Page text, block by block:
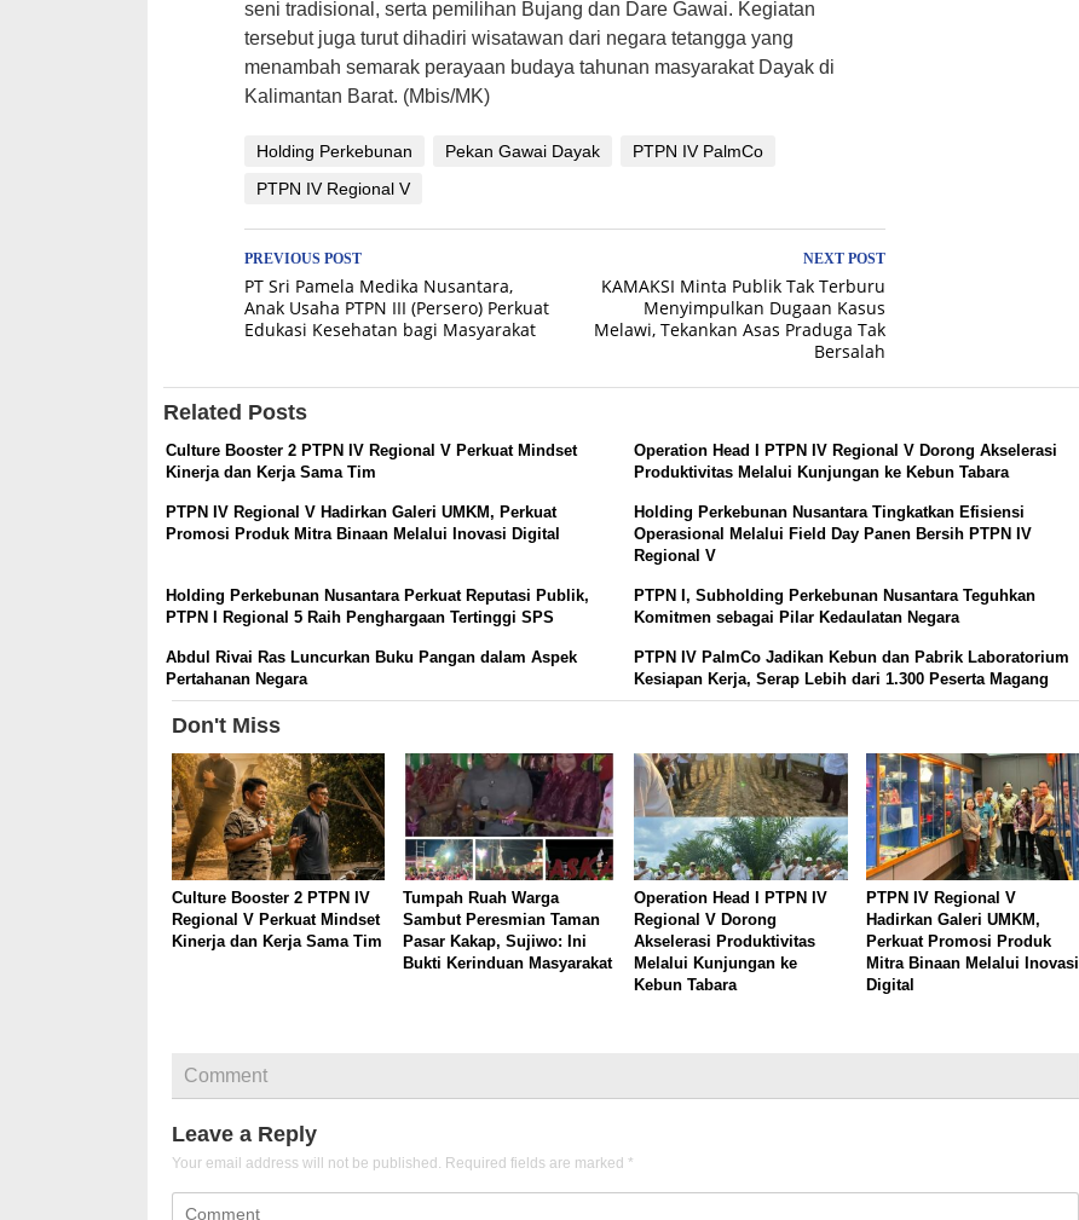
seni tradisional, serta pemilihan Bujang dan Dare Gawai. Kegiatan
tersebut juga turut dihadiri wisatawan dari negara tetangga yang
menambah semarak perayaan budaya tahunan masyarakat Dayak di
Kalimantan Barat. (Mbis/MK)
Holding Perkebunan Pekan Gawai Dayak
PTPN IV PalmCo
PTPN IV Regional V
Post
navigation
PREVIOUS POST
PT Sri Pamela Medika Nusantara,
Anak Usaha PTPN III (Persero) Perkuat
Edukasi Kesehatan bagi Masyarakat
NEXT POST
KAMAKSI Minta Publik Tak Terburu
Menyimpulkan Dugaan Kasus
Melawi, Tekankan Asas Praduga Tak
Bersalah
Related Posts
Culture Booster 2 PTPN IV Regional V Perkuat Mindset
Kinerja dan Kerja Sama Tim
Operation Head I PTPN IV Regional V Dorong Akselerasi
Produktivitas Melalui Kunjungan ke Kebun Tabara
PTPN IV Regional V Hadirkan Galeri UMKM, Perkuat
Promosi Produk Mitra Binaan Melalui Inovasi Digital
Holding Perkebunan Nusantara Tingkatkan Efisiensi
Operasional Melalui Field Day Panen Bersih PTPN IV
Regional V
Holding Perkebunan Nusantara Perkuat Reputasi Publik,
PTPN I Regional 5 Raih Penghargaan Tertinggi SPS
PTPN I, Subholding Perkebunan Nusantara Teguhkan
Komitmen sebagai Pilar Kedaulatan Negara
Abdul Rivai Ras Luncurkan Buku Pangan dalam Aspek
Pertahanan Negara
PTPN IV PalmCo Jadikan Kebun dan Pabrik Laboratorium
Kesiapan Kerja, Serap Lebih dari 1.300 Peserta Magang
Don't Miss
Culture Booster 2 PTPN IV
Regional V Perkuat Mindset
Kinerja dan Kerja Sama Tim
Tumpah Ruah Warga
Sambut Peresmian Taman
Pasar Kakap, Sujiwo: Ini
Bukti Kerinduan Masyarakat
Operation Head I PTPN IV
Regional V Dorong
Akselerasi Produktivitas
Melalui Kunjungan ke
Kebun Tabara
PTPN IV Regional V
Hadirkan Galeri UMKM,
Perkuat Promosi Produk
Mitra Binaan Melalui Inovasi
Digital
Comment
Leave a Reply
Your email address will not be published. Required fields are marked *